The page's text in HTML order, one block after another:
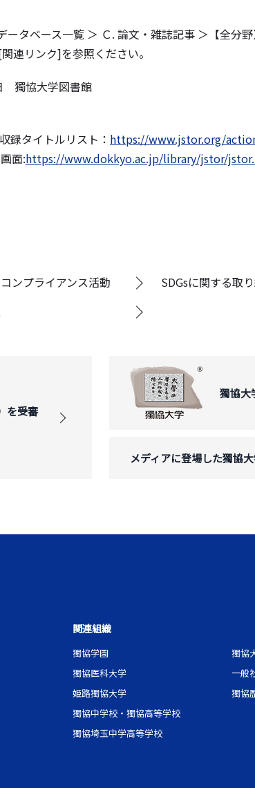
ータベース一覧 ＞ Ｃ. 論文・雑誌記事 ＞【全分
連リンク]を参照ください。
獨協大学図書館
録タイトルリスト： https://www.jstor.org/
面:https://www.dokkyo.ac.jp/library/jstor/
ンプライアンス活動
SDGsに関する取
を受審
獨協大
メディアに登場した獨協
関連組織
獨協学園
獨協医科大学
姫路獨協大学
獨協中学校・獨協高等学校
獨協埼玉中学高等学校
獨協
一般
獨協